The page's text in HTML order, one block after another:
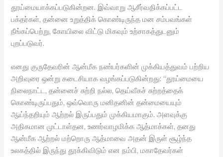
தூய்மையாக்கப்படுகின்றன. இவ்வாறு ஆசீர்வதிக்கப்பட்ட
பக்தர்கள், தன்னை உறுத்திக் கொண்டிருந்த மன சம்பவங்கள்
நீங்கப்பெற்று, கோயிலை விட்டு மிகவும் உற்சாகத்துடனும்
புறப்படுவர்.
எனது குருதேவரின் ஆன்மீக நண்பர்களின் முக்கியத்துவம் பற்றிய
அறிவுரை ஒன்று கடைசியாக வழங்கப்படுகின்றது: “தூய்மையை
நிலைநாட்ட, தன்னைச் சுற்றி நல்ல, தெய்வீகச் சுற்றத்தைக்
கொண்டிருப்பதும், ஒவ்வொரு மனிதனின் தன்மையையும்
ஆய்ந்தறியும் ஆற்றல் இருப்பதும் முக்கியமாகும். அளவுக்கு
அதிகமான முட்டாள்தன, உணர்வாழமிக்க ஆத்மாக்கள், தனது
ஆன்மீக ஆற்றல் மற்றொரு ஆத்மாவை அதன் இருள் சூழ்ந்த
உலகத்தில் இருந்து தூக்கிவிடும் என நம்பி, மகாதேவர்கள்